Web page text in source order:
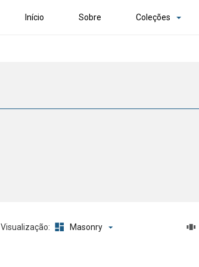
Início Sobre Coleções
Visualização: Masonry